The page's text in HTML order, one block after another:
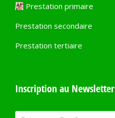
Prestation primaire
Prestation secondaire
Prestation tertiaire
Inscription au Newsletter